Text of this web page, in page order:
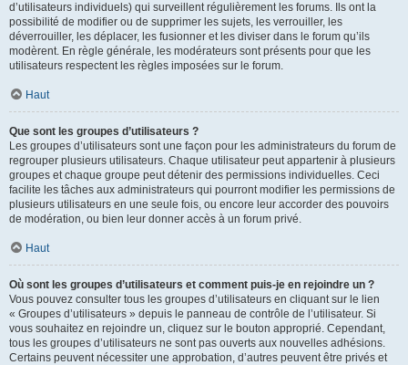
d’utilisateurs individuels) qui surveillent régulièrement les forums. Ils ont la
possibilité de modifier ou de supprimer les sujets, les verrouiller, les
déverrouiller, les déplacer, les fusionner et les diviser dans le forum qu’ils
modèrent. En règle générale, les modérateurs sont présents pour que les
utilisateurs respectent les règles imposées sur le forum.
Haut
Que sont les groupes d’utilisateurs ?
Les groupes d’utilisateurs sont une façon pour les administrateurs du forum de
regrouper plusieurs utilisateurs. Chaque utilisateur peut appartenir à plusieurs
groupes et chaque groupe peut détenir des permissions individuelles. Ceci
facilite les tâches aux administrateurs qui pourront modifier les permissions de
plusieurs utilisateurs en une seule fois, ou encore leur accorder des pouvoirs
de modération, ou bien leur donner accès à un forum privé.
Haut
Où sont les groupes d’utilisateurs et comment puis-je en rejoindre un ?
Vous pouvez consulter tous les groupes d’utilisateurs en cliquant sur le lien
« Groupes d’utilisateurs » depuis le panneau de contrôle de l’utilisateur. Si
vous souhaitez en rejoindre un, cliquez sur le bouton approprié. Cependant,
tous les groupes d’utilisateurs ne sont pas ouverts aux nouvelles adhésions.
Certains peuvent nécessiter une approbation, d’autres peuvent être privés et